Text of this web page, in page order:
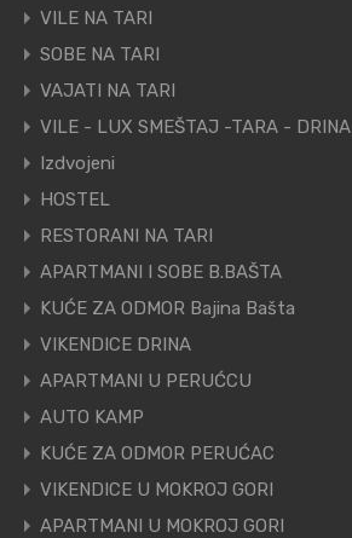
VILE NA TARI
SOBE NA TARI
VAJATI NA TARI
VILE - LUX SMEŠTAJ -TARA - DRINA
Izdvojeni
HOSTEL
RESTORANI NA TARI
APARTMANI I SOBE B.BAŠTA
KUĆE ZA ODMOR Bajina Bašta
VIKENDICE DRINA
APARTMANI U PERUĆCU
AUTO KAMP
KUĆE ZA ODMOR PERUĆAC
VIKENDICE U MOKROJ GORI
APARTMANI U MOKROJ GORI